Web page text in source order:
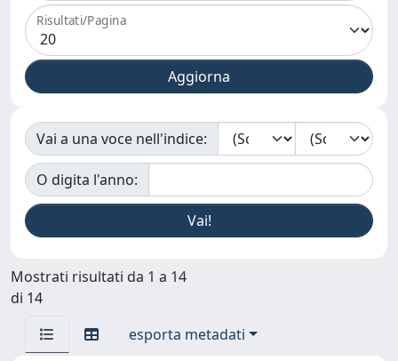
Risultati/Pagina
Vai a una voce nell'indice:
O digita l'anno:
Mostrati risultati da 1 a 14
di 14
esporta metadati